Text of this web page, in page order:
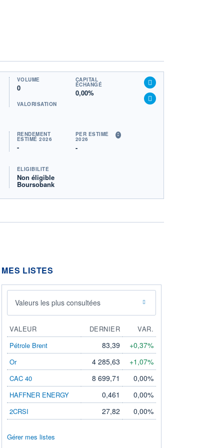
VOLUME
0
CAPITAL
ÉCHANGÉ
0,00%
VALORISATION
RENDEMENT
ESTIMÉ 2026
-
PER ESTIMÉ
2026
-
ÉLIGIBILITÉ
Non éligible
Boursobank
MES LISTES
Valeurs les plus consultées
VALEUR DERNIER
VAR.
Pétrole Brent
83,39 +0,37%
Or 4 285,63 +1,07%
CAC 40 8 699,71 0,00%
HAFFNER ENERGY 0,461 0,00%
2CRSI 27,82 0,00%
Gérer mes listes